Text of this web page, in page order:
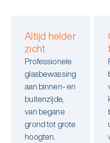
alle diensten
Wij werken voor
Duurzaamheid & Asito
Innovatie & Asito
Mens & Asito
Altijd helder
zicht
Professionele
glasbewassing
aan binnen- en
buitenzijde,
van begane
grond tot grote
hoogten.